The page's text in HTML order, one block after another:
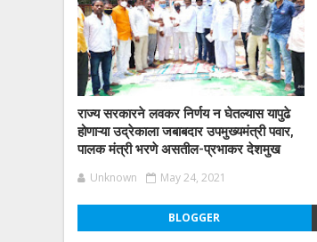
राज्य सरकारने लवकर निर्णय न घेतल्यास यापुढे
होणाऱ्या उद्रेकाला जबाबदार उपमुख्यमंत्री पवार,
पालक मंत्री भरणे असतील-प्रभाकर देशमुख
Unknown May 24, 2021
BLOGGER